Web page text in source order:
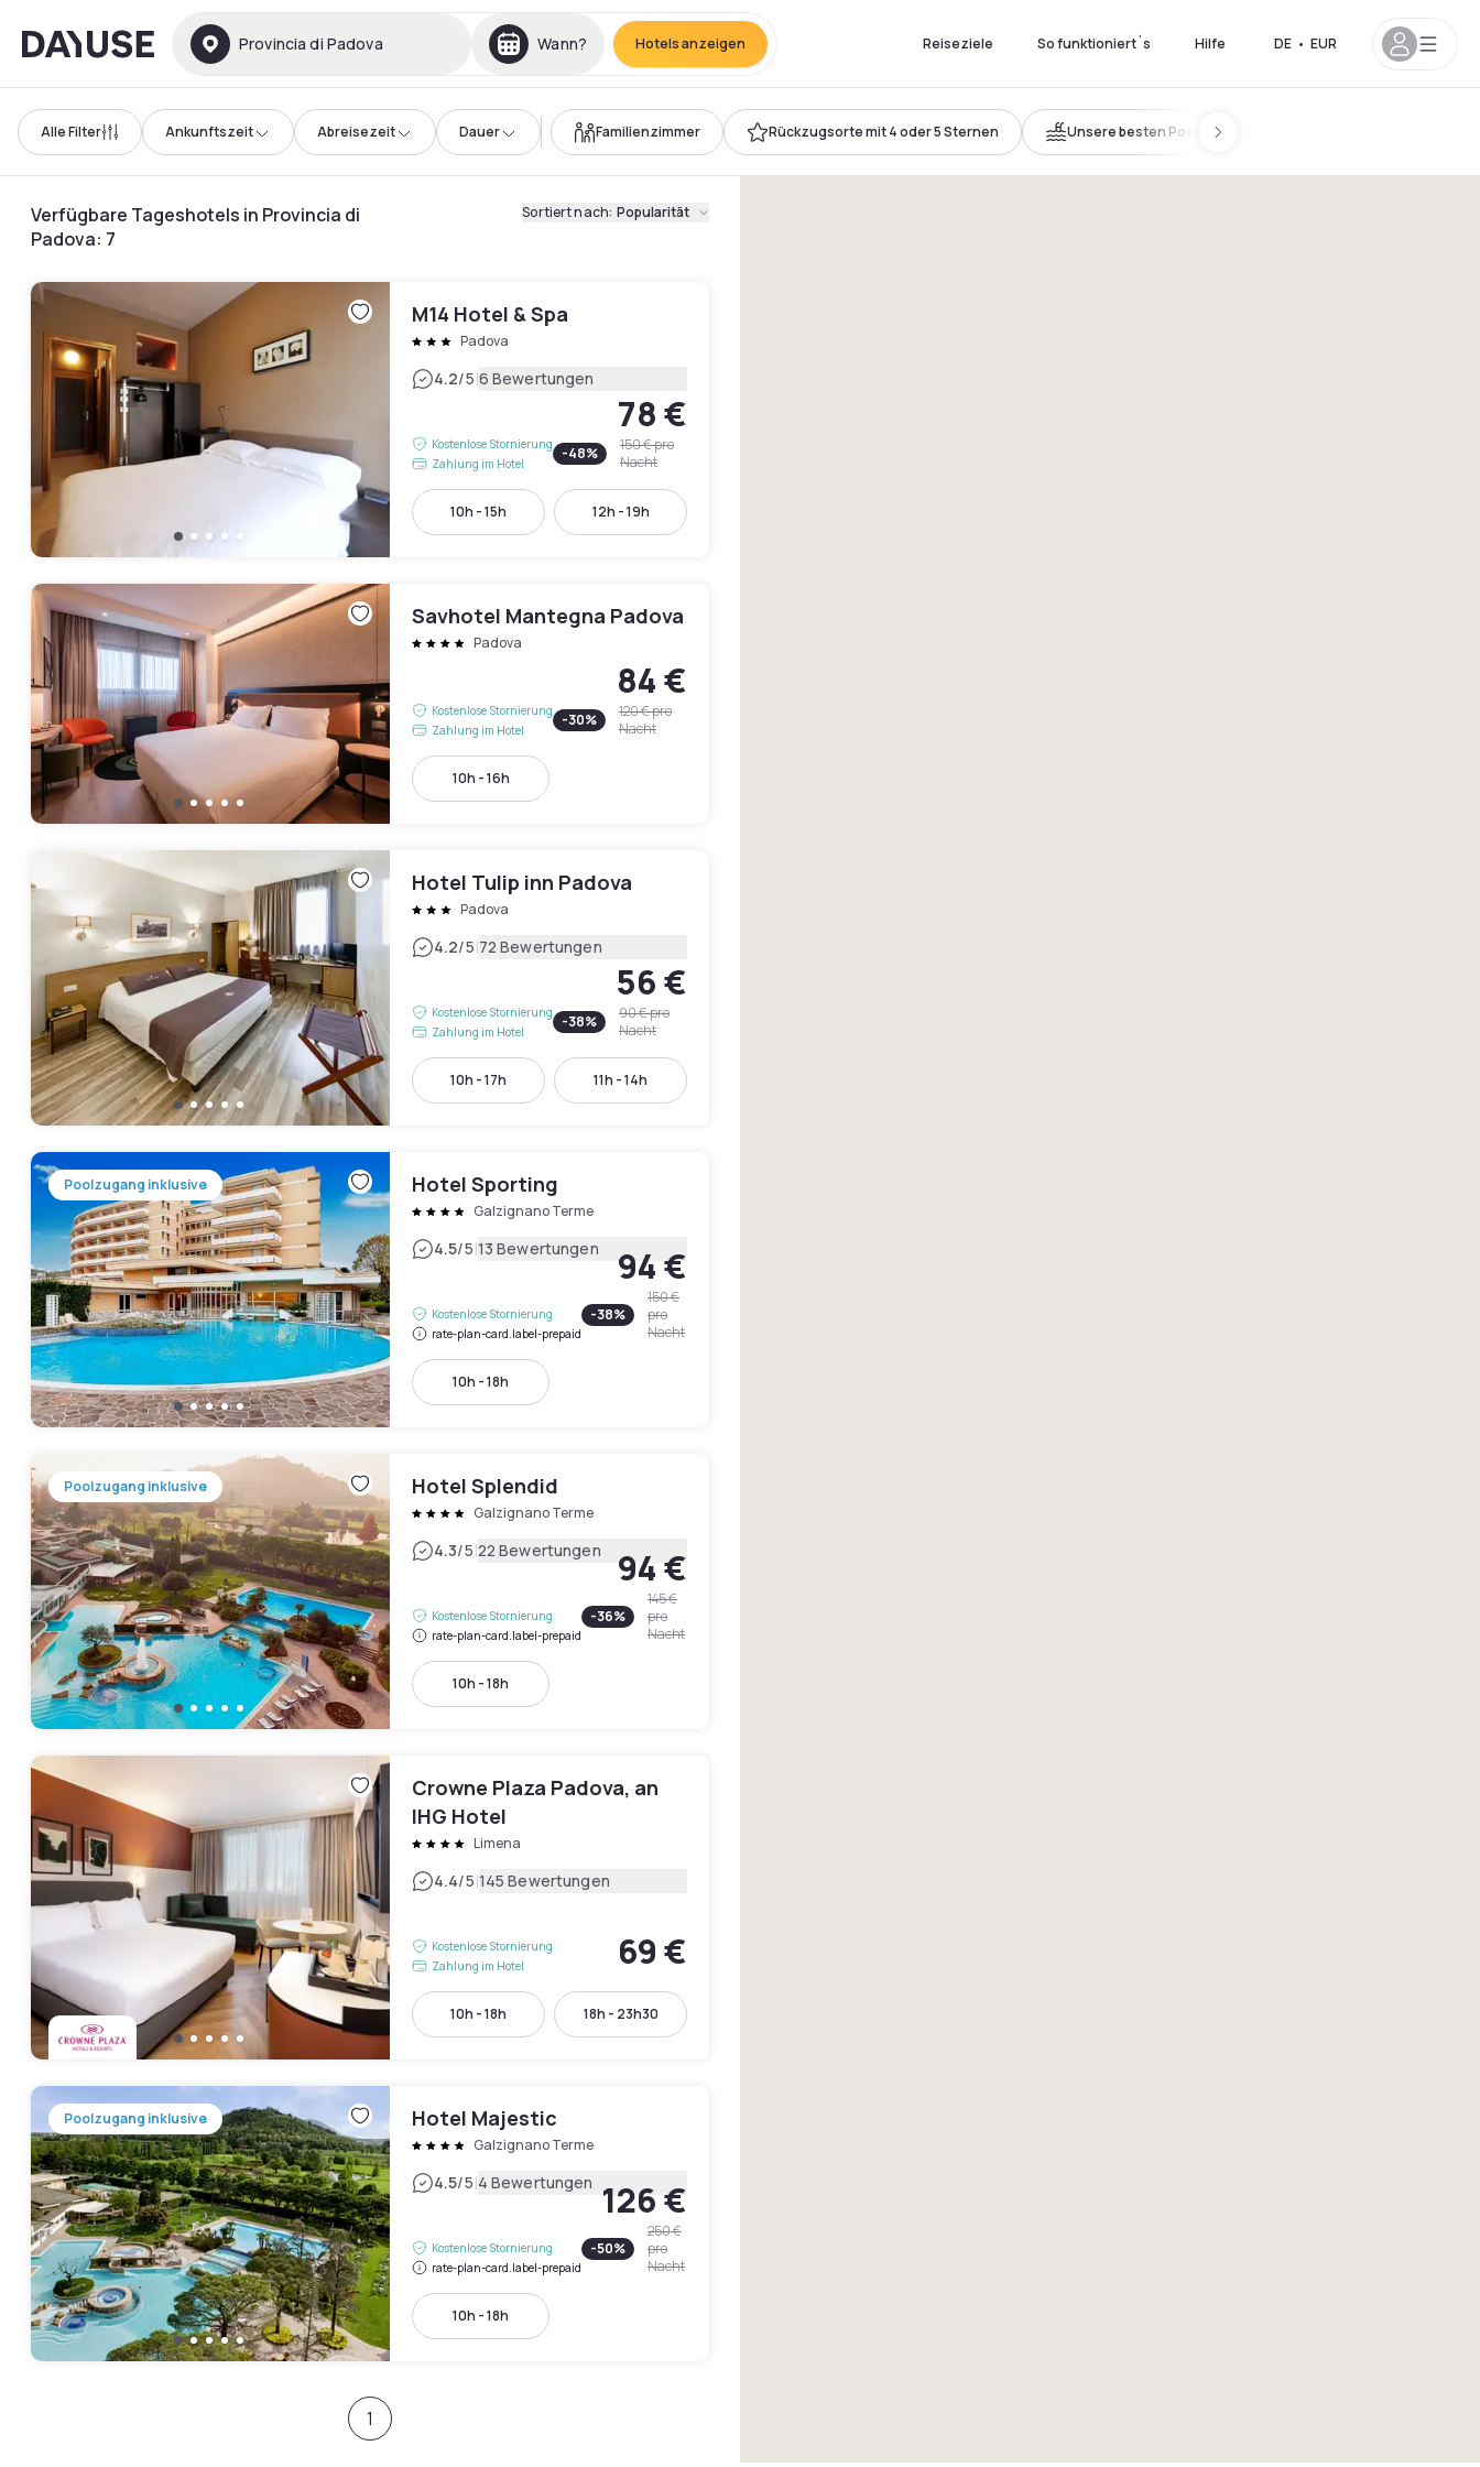
Dayuse Provincia di Padova Wann? Hotels anzeigen Reiseziele So funktioniert´s Hilfe DE • EUR
Alle Filter Ankunftszeit Abreisezeit Dauer Familienzimmer Rückzugsorte mit 4 oder 5 Sternen Unsere besten Pools
Verfügbare Tageshotels in Provincia di
Padova: 7
Sortiert nach: Popularität
M14 Hotel & Spa
Padova
4.2/5|6 Bewertungen
Kostenlose Stornierung
Zahlung im Hotel
78 €
-48% 150 €pro
Nacht
10h - 15h 12h - 19h
Savhotel Mantegna Padova
Padova
Kostenlose Stornierung
Zahlung im Hotel
84 €
-30% 120 €pro
Nacht
10h - 16h
Hotel Tulip inn Padova
Padova
4.2/5|72 Bewertungen
Kostenlose Stornierung
Zahlung im Hotel
56 €
-38% 90 €pro
Nacht
10h - 17h 11h - 14h
Poolzugang inklusive Hotel Sporting
Galzignano Terme
4.5/5|13 Bewertungen
Kostenlose Stornierung
rate-plan-card.label-prepaid
94 €
-38%
150 €
pro
Nacht
10h - 18h
Poolzugang inklusive Hotel Splendid
Galzignano Terme
4.3/5|22 Bewertungen
Kostenlose Stornierung
rate-plan-card.label-prepaid
94 €
-36%
145 €
pro
Nacht
10h - 18h
Crowne Plaza Padova, an
IHG Hotel
Limena
4.4/5|145 Bewertungen
Kostenlose Stornierung
Zahlung im Hotel
69 €
10h - 18h 18h - 23h30
Poolzugang inklusive Hotel Majestic
Galzignano Terme
4.5/5|4 Bewertungen
Kostenlose Stornierung
rate-plan-card.label-prepaid
126 €
-50%
250 €
pro
Nacht
10h - 18h
1